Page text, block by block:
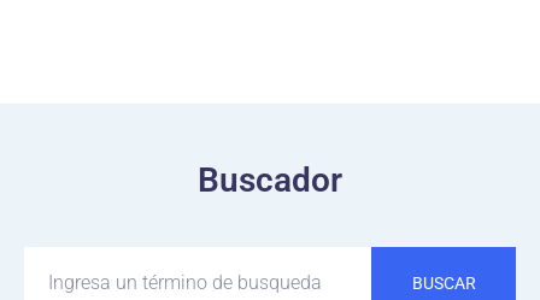
Buscador
BUSCAR